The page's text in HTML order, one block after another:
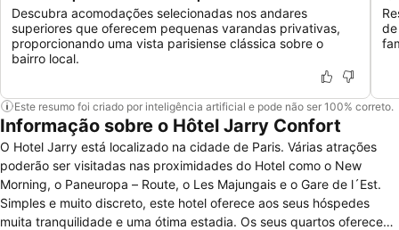
Descubra acomodações selecionadas nos andares
superiores que oferecem pequenas varandas privativas,
proporcionando uma vista parisiense clássica sobre o
bairro local.
Este resumo foi criado por inteligência artificial e pode não ser 100% correto.
Informação sobre o Hôtel Jarry Confort
O Hotel Jarry está localizado na cidade de Paris. Várias atrações
poderão ser visitadas nas proximidades do Hotel como o New
Morning, o Paneuropa – Route, o Les Majungais e o Gare de l´Est.
Simples e muito discreto, este hotel oferece aos seus hóspedes
muita tranquilidade e uma ótima estadia. Os seus quartos oferecem